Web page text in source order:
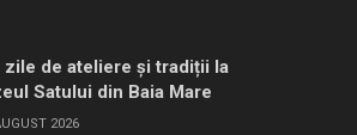
zile de ateliere și tradiții la
Satului din Baia Mare
2026